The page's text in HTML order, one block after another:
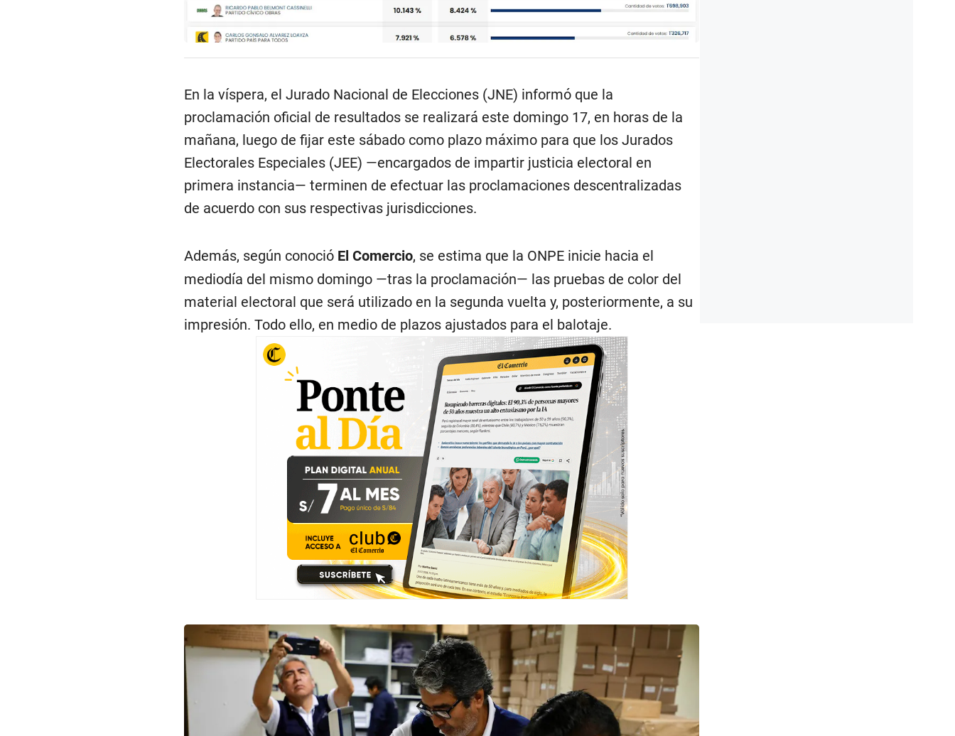
En la víspera, el Jurado Nacional de Elecciones (JNE) informó que la
proclamación oficial de resultados se realizará este domingo 17, en horas de la
mañana, luego de fijar este sábado como plazo máximo para que los Jurados
Electorales Especiales (JEE) —encargados de impartir justicia electoral en
primera instancia— terminen de efectuar las proclamaciones descentralizadas
de acuerdo con sus respectivas jurisdicciones.
Además, según conoció El Comercio, se estima que la ONPE inicie hacia el
mediodía del mismo domingo —tras la proclamación— las pruebas de color del
material electoral que será utilizado en la segunda vuelta y, posteriormente, a su
impresión. Todo ello, en medio de plazos ajustados para el balotaje.